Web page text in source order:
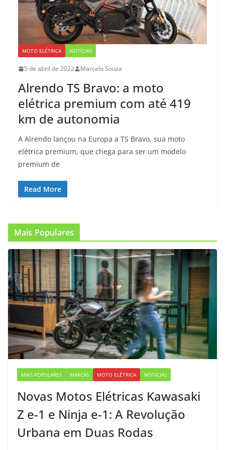
MOTO ELÉTRICA NOTÍCIAS
5 de abril de 2022 Marcelo Souza
Alrendo TS Bravo: a moto
elétrica premium com até 419
km de autonomia
A Alrendo lançou na Europa a TS Bravo, sua moto
elétrica premium, que chega para ser um modelo
premium de
Read More
Mais Populares
MAIS POPULARES MARCAS MOTO ELÉTRICA NOTÍCIAS
Novas Motos Elétricas Kawasaki
Z e-1 e Ninja e-1: A Revolução
Urbana em Duas Rodas